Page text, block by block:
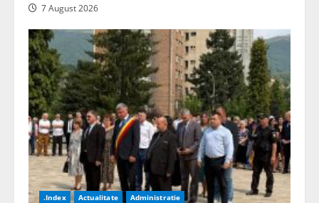
7 August 2026
.Index Actualitate Administratie